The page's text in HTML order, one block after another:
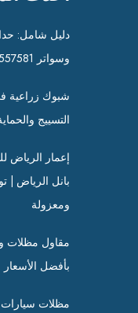
دليل شامل:
وسواتر 0569557581
شبوك زراعية
التسييج والحماية
إعمار
بانل الرياض |
ومعزولة
مقاول مظلات
بأفضل الأسعار
مظلات سيارات